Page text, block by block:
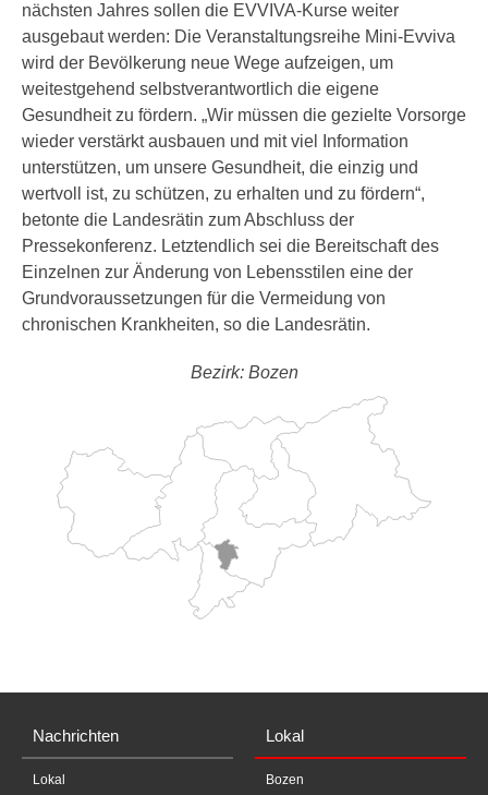
nächsten Jahres sollen die EVVIVA-Kurse weiter
ausgebaut werden: Die Veranstaltungsreihe Mini-Evviva
wird der Bevölkerung neue Wege aufzeigen, um
weitestgehend selbstverantwortlich die eigene
Gesundheit zu fördern. „Wir müssen die gezielte Vorsorge
wieder verstärkt ausbauen und mit viel Information
unterstützen, um unsere Gesundheit, die einzig und
wertvoll ist, zu schützen, zu erhalten und zu fördern“,
betonte die Landesrätin zum Abschluss der
Pressekonferenz. Letztendlich sei die Bereitschaft des
Einzelnen zur Änderung von Lebensstilen eine der
Grundvoraussetzungen für die Vermeidung von
chronischen Krankheiten, so die Landesrätin.
Bezirk: Bozen
Nachrichten
Lokal
Lokal
Bozen